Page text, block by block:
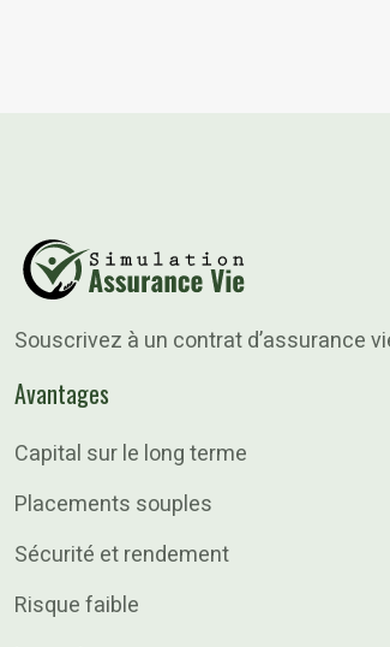
Souscrivez à un contrat d’assurance
Avantages
Capital sur le long terme
Placements souples
Sécurité et rendement
Risque faible